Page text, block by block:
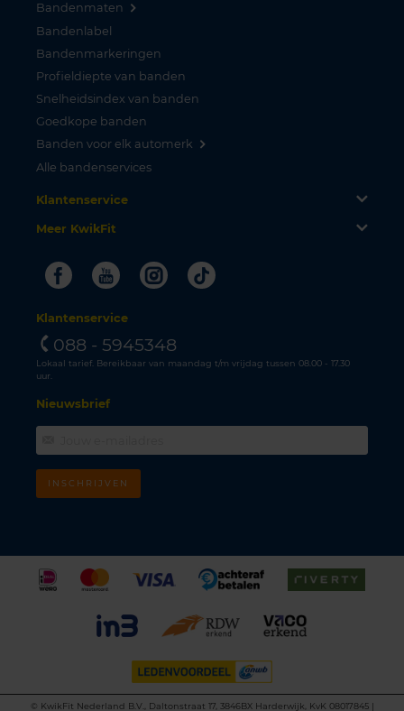
Bandenmaten
Bandenlabel
Bandenmarkeringen
Profieldiepte van banden
Snelheidsindex van banden
Goedkope banden
Banden voor elk automerk
Alle bandenservices
Klantenservice
Meer KwikFit
FacebookYoutubeInstagram
Tiktok
Klantenservice
088 - 5945348
Lokaal tarief. Bereikbaar van maandag t/m vrijdag tussen 08.00 - 17.30
uur.
Nieuwsbrief
INSCHRIJVEN
© KwikFit Nederland B.V., Daltonstraat 17, 3846BX Harderwijk, KvK 08017845 |